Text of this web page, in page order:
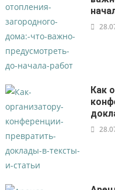
Как